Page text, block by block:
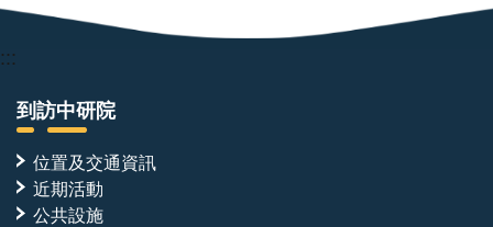
:::
到訪中研院
位置及交通資訊
近期活動
公共設施